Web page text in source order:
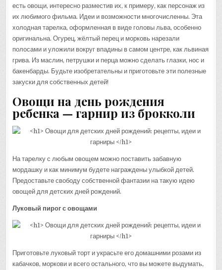
есть овощи, интересно разместив их, к примеру, как персонаж из
их любимого фильма. Идеи и возможности многочисленны. Эта
холодная тарелка, оформленная в виде головы льва, особенно
оригинальна. Огурец, жёлтый перец и морковь нарезали
полосами и уложили вокруг впадины в самом центре, как львиная
грива. Из маслин, петрушки и перца можно сделать глазки, нос и
бакенбарды. Будьте изобретательны и приготовьте эти полезные
закуски для собственных детей!
Овощи на день рождения
ребенка — гарнир из брокколи
На тарелку с любым овощем можно поставить забавную
мордашку и как минимум будете награждены улыбкой детей.
Предоставьте свободу собственной фантазии на такую идею
овощей для детских дней рождений.
Луковый пирог с овощами
Приготовьте луковый торт и украсьте его домашними розами из
кабачков, моркови и всего остального, что вы можете выдумать,